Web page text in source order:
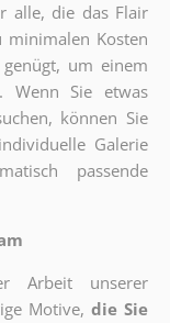
alle, die das Flair
minimalen Kosten
um einem
Wenn Sie etwas
können Sie
Galerie
passende
Arbeit unserer
Motive, die Sie